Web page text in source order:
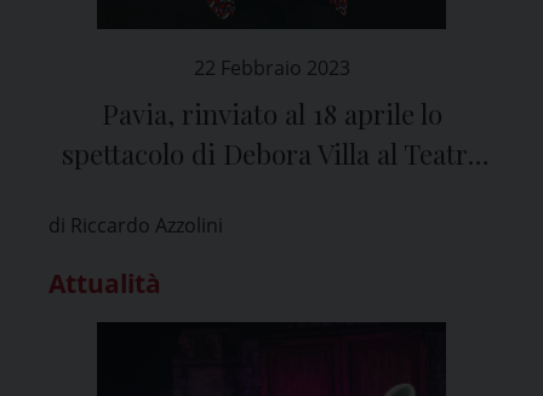
22 Febbraio 2023
Pavia, rinviato al 18 aprile lo
spettacolo di Debora Villa al Teatro
di Riccardo Azzolini
Attualità